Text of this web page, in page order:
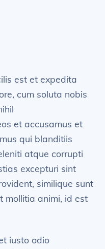
est et expedita
cum soluta nobis
et accusamus et
qui blanditiis
atque corrupti
excepturi sint
similique sunt
mollitia animi, id est
iusto odio